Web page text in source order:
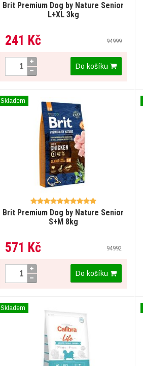
Brit Premium Dog by Nature Senior
L+XL 3kg
241 Kč 94999
Do košíku
Brit Premium Dog by Nature Senior
S+M 8kg
571 Kč 94992
Skladem
Do košíku
Skladem